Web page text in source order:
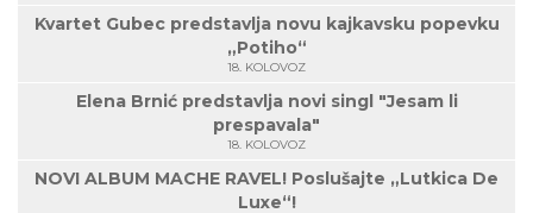
Kvartet Gubec predstavlja novu kajkavsku popevku
„Potiho“
18. KOLOVOZ
Elena Brnić predstavlja novi singl "Jesam li
prespavala"
18. KOLOVOZ
NOVI ALBUM MACHE RAVEL! Poslušajte „Lutkica De
Luxe“!